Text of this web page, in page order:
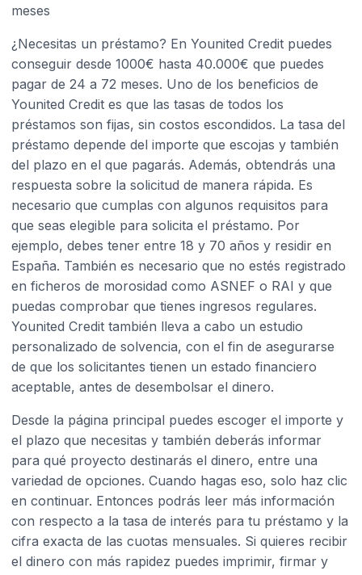
meses
¿Necesitas un préstamo? En Younited Credit puedes
conseguir desde 1000€ hasta 40.000€ que puedes
pagar de 24 a 72 meses. Uno de los beneficios de
Younited Credit es que las tasas de todos los
préstamos son fijas, sin costos escondidos. La tasa del
préstamo depende del importe que escojas y también
del plazo en el que pagarás. Además, obtendrás una
respuesta sobre la solicitud de manera rápida. Es
necesario que cumplas con algunos requisitos para
que seas elegible para solicita el préstamo. Por
ejemplo, debes tener entre 18 y 70 años y residir en
España. También es necesario que no estés registrado
en ficheros de morosidad como ASNEF o RAI y que
puedas comprobar que tienes ingresos regulares.
Younited Credit también lleva a cabo un estudio
personalizado de solvencia, con el fin de asegurarse
de que los solicitantes tienen un estado financiero
aceptable, antes de desembolsar el dinero.
Desde la página principal puedes escoger el importe y
el plazo que necesitas y también deberás informar
para qué proyecto destinarás el dinero, entre una
variedad de opciones. Cuando hagas eso, solo haz clic
en continuar. Entonces podrás leer más información
con respecto a la tasa de interés para tu préstamo y la
cifra exacta de las cuotas mensuales. Si quieres recibir
el dinero con más rapidez puedes imprimir, firmar y